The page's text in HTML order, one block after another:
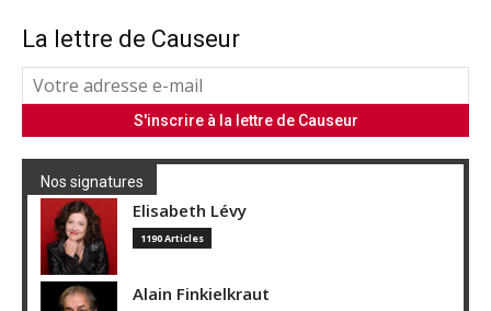
La lettre de Causeur
Nos signatures
Elisabeth Lévy
1190 Articles
Alain Finkielkraut